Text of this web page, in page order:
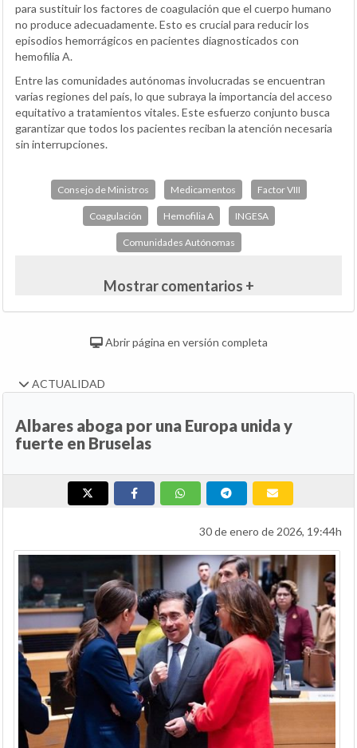
para sustituir los factores de coagulación que el cuerpo humano
no produce adecuadamente. Esto es crucial para reducir los
episodios hemorrágicos en pacientes diagnosticados con
hemofilia A.
Entre las comunidades autónomas involucradas se encuentran
varias regiones del país, lo que subraya la importancia del acceso
equitativo a tratamientos vitales. Este esfuerzo conjunto busca
garantizar que todos los pacientes reciban la atención necesaria
sin interrupciones.
Consejo de Ministros Medicamentos Factor VIII
Coagulación Hemofilia A INGESA
Comunidades Autónomas
Mostrar comentarios +
Abrir página en versión completa
ACTUALIDAD
Albares aboga por una Europa unida y
fuerte en Bruselas
30 de enero de 2026, 19:44h